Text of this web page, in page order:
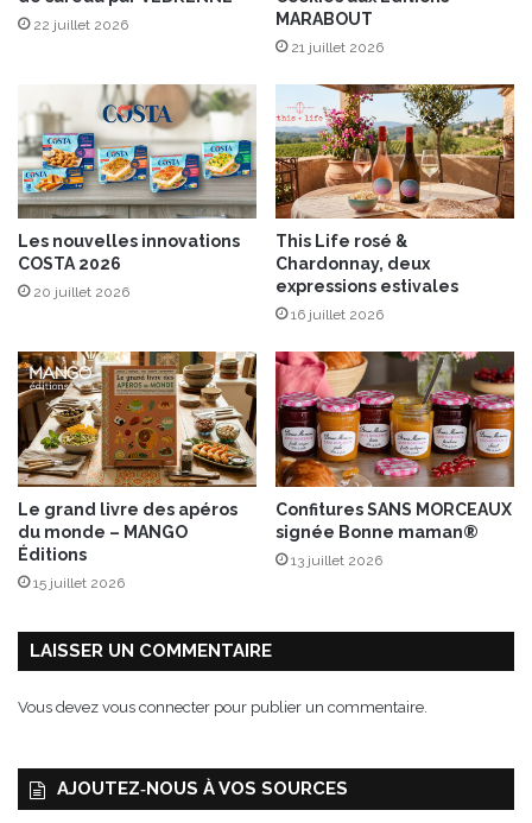
a
s 22 juillet 2026
MARABOUT
21 juillet 2026
Les nouvelles innovations
COSTA 2026
20 juillet 2026
This Life rosé &
Chardonnay, deux
expressions estivales
16 juillet 2026
Le grand livre des apéros
du monde – MANGO
Éditions
15 juillet 2026
Confitures SANS MORCEAUX
signée Bonne maman®
13 juillet 2026
LAISSER UN COMMENTAIRE
Vous devez vous connecter pour publier un commentaire.
AJOUTEZ‑NOUS À VOS SOURCES